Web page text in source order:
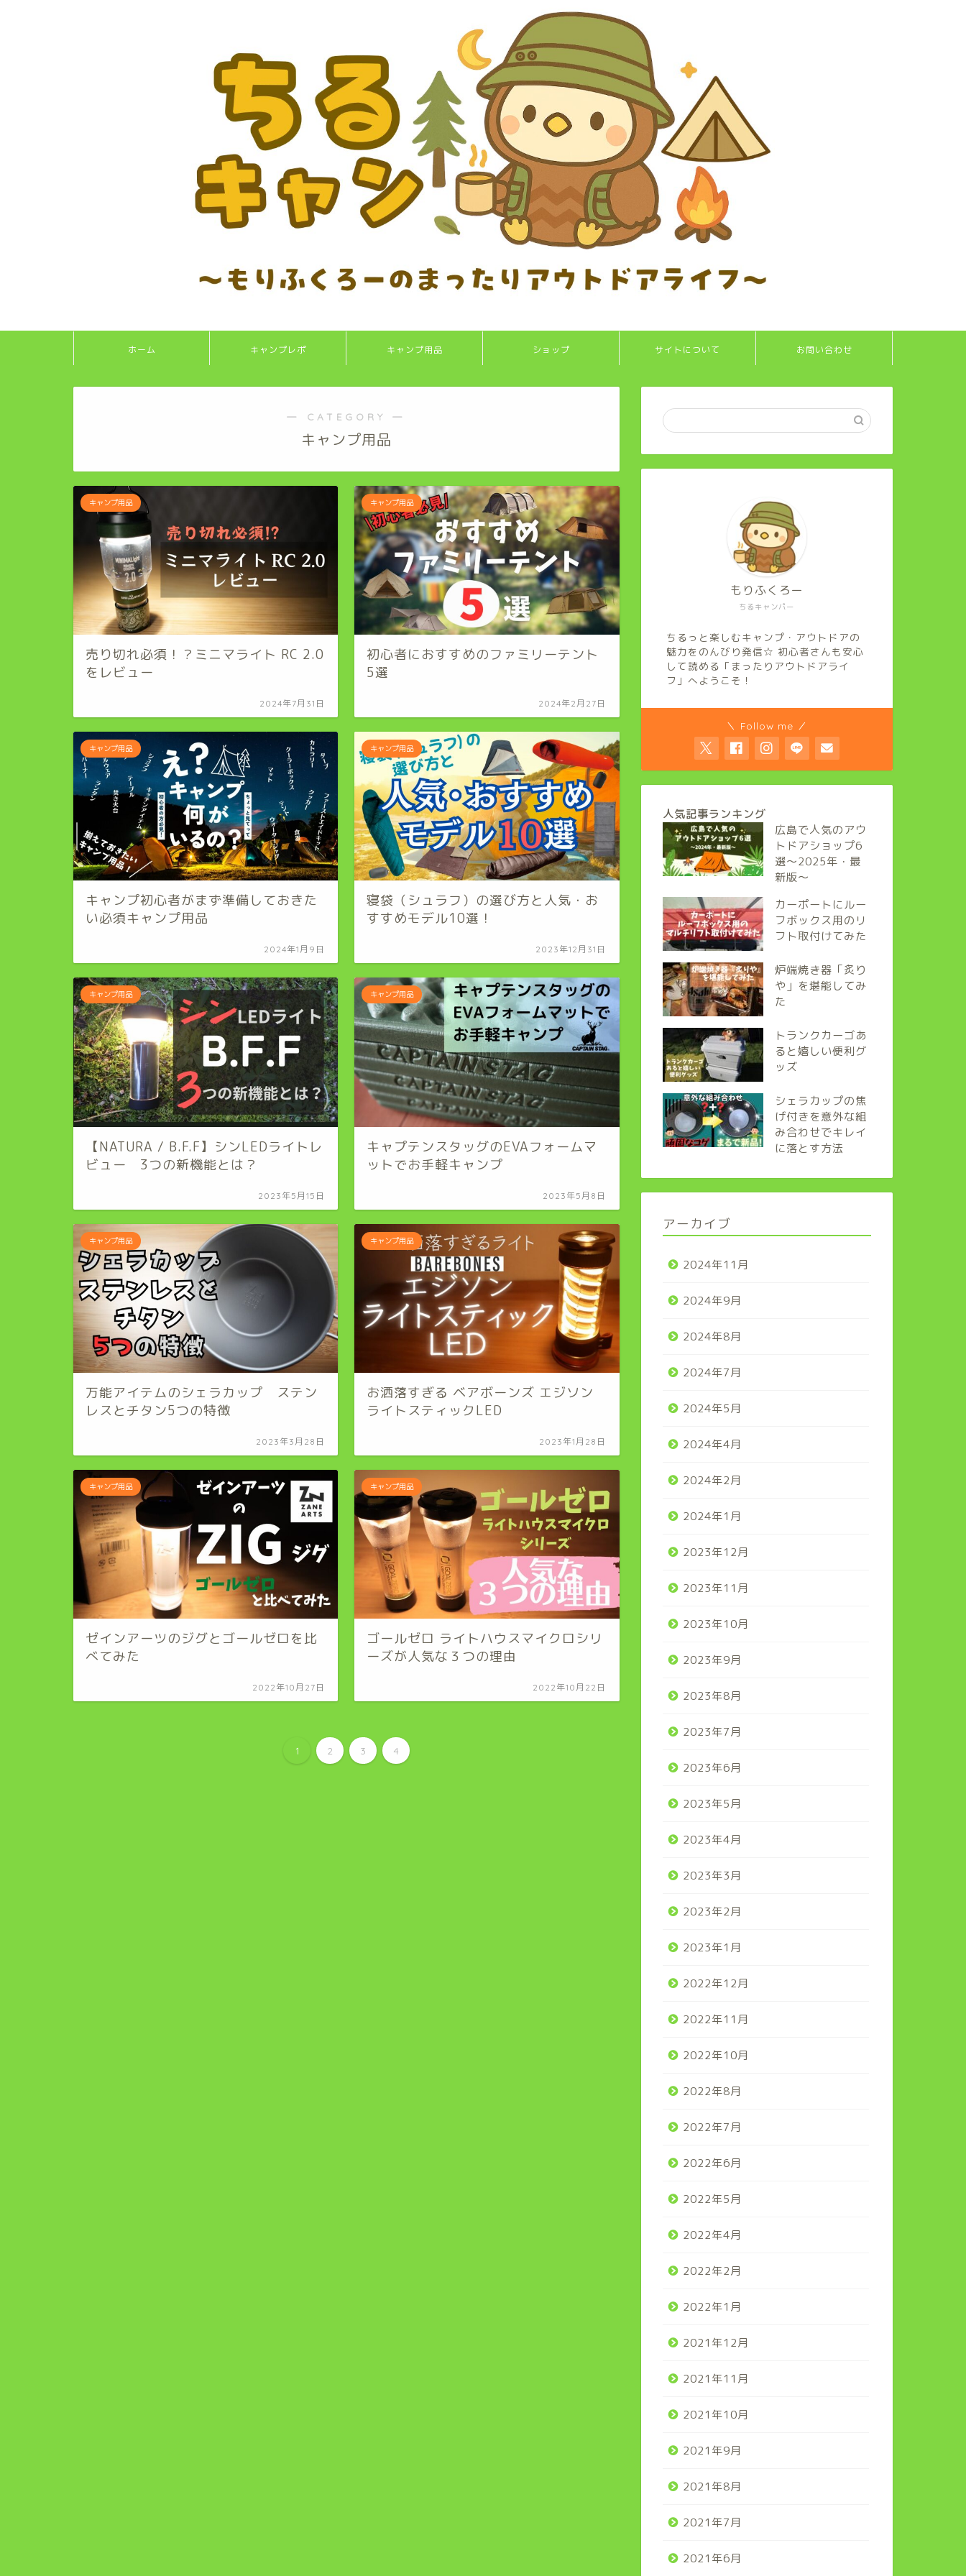
ホーム キャンプレポ キャンプ用品 ショップ サイトについて お問い合わせ
― CATEGORY ―
キャンプ用品
キャンプ用品
売り切れ必須！？ミニマライト RC 2.0
をレビュー
2024年7月31日
キャンプ用品
初心者におすすめのファミリーテント
5選
2024年2月27日
キャンプ用品
キャンプ初心者がまず準備しておきた
い必須キャンプ用品
2024年1月9日
キャンプ用品
寝袋（シュラフ）の選び方と人気・お
すすめモデル10選！
2023年12月31日
キャンプ用品
【NATURA / B.F.F】シンLEDライトレ
ビュー 3つの新機能とは？
2023年5月15日
キャンプ用品
キャプテンスタッグのEVAフォームマ
ットでお手軽キャンプ
2023年5月8日
キャンプ用品
万能アイテムのシェラカップ ステン
レスとチタン5つの特徴
2023年3月28日
キャンプ用品
お洒落すぎる ベアボーンズ エジソン
ライトスティックLED
2023年1月28日
キャンプ用品
ゼインアーツのジグとゴールゼロを比
べてみた
2022年10月27日
キャンプ用品
ゴールゼロ ライトハウスマイクロシリ
ーズが人気な３つの理由
2022年10月22日
1 2 3 4
ちるキャンパー
もりふくろー
ちるっと楽しむキャンプ・アウトドアの
魅力をのんびり発信☆ 初心者さんも安心
して読める「まったりアウトドアライ
フ」へようこそ！
＼ Follow me ／
人気記事ランキング
広島で人気のアウ
トドアショップ6
選～2025年・最
新版～
カーポートにルー
フボックス用のリ
フト取付けてみた
炉端焼き器「炙り
や」を堪能してみ
た
トランクカーゴあ
ると嬉しい便利グ
ッズ
シェラカップの焦
げ付きを意外な組
み合わせでキレイ
に落とす方法
アーカイブ
2024年11月
2024年9月
2024年8月
2024年7月
2024年5月
2024年4月
2024年2月
2024年1月
2023年12月
2023年11月
2023年10月
2023年9月
2023年8月
2023年7月
2023年6月
2023年5月
2023年4月
2023年3月
2023年2月
2023年1月
2022年12月
2022年11月
2022年10月
2022年8月
2022年7月
2022年6月
2022年5月
2022年4月
2022年2月
2022年1月
2021年12月
2021年11月
2021年10月
2021年9月
2021年8月
2021年7月
2021年6月